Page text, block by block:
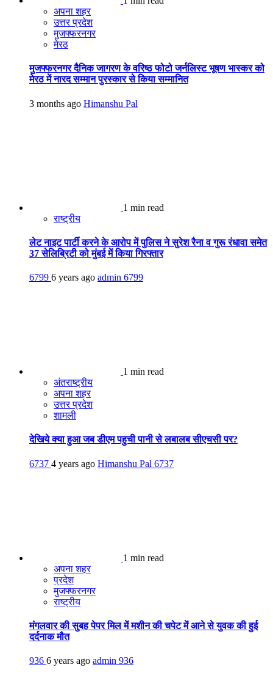
अपना शहर
उत्तर प्रदेश
मुजफ्फरनगर
मेरठ
मुजफ्फरनगर दैनिक जागरण के वरिष्ठ फोटो जर्नलिस्ट भूषण भास्कर को
मेरठ में नारद सम्मान पुरस्कार से किया सम्मानित
3 months ago Himanshu Pal
1 min read
राष्ट्रीय
लेट नाइट पार्टी करने के आरोप में पुलिस ने सुरेश रैना व गुरू रंधावा समेत
37 सेलिब्रिटी को मुंबई में किया गिरफ्तार
6799 6 years ago admin 6799
1 min read
अंतराष्ट्रीय
अपना शहर
उत्तर प्रदेश
शामली
देखिये क्या हुआ जब डीएम पहुची पानी से लबालब सीएचसी पर?
6737 4 years ago Himanshu Pal 6737
1 min read
अपना शहर
प्रदेश
मुजफ्फरनगर
राष्ट्रीय
मंगलवार की सुबह पेपर मिल में मशीन की चपेट में आने से युवक की हुई
दर्दनाक मौत
936 6 years ago admin 936